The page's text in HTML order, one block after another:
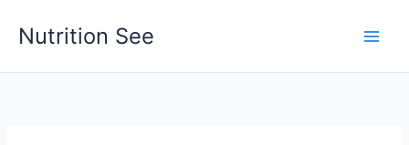
Nutrition See